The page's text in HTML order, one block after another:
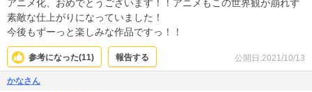
アニメ化、おめでとうございます！！アニメもこの世界観が崩れず
素敵な仕上がりになっていました！
今後もずーっと楽しみな作品ですっ！！
公開日:2021/10/13
参考になった(11) 報告する
かなさん